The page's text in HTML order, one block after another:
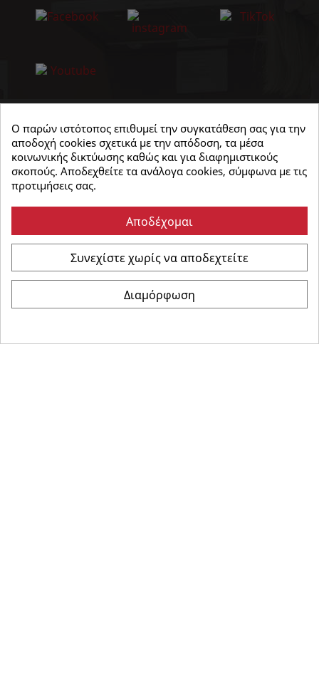
Καρώνης Ηλεκτρικά- All Rights Reserved | Powered
Ο παρών ιστότοπος επιθυμεί την συγκατάθεση σας για την
αποδοχή cookies σχετικά με την απόδοση, τα μέσα
κοινωνικής δικτύωσης καθώς και για διαφημιστικούς
σκοπούς. Αποδεχθείτε τα ανάλογα cookies, σύμφωνα με τις
προτιμήσεις σας.
Αποδέχομαι
Συνεχίστε χωρίς να αποδεχτείτε
Διαμόρφωση